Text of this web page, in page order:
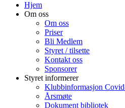
Hjem
Om oss
Om oss
Priser
Bli Medlem
Styret / tilsette
Kontakt oss
Sponsorer
Styret informerer
Klubbinformasjon
Årsmøte
Dokument bibliotek